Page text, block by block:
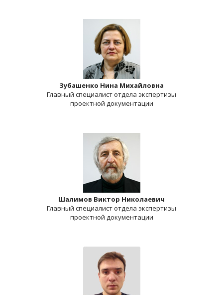
Зубашенко Нина Михайловна
Главный специалист отдела экспертизы
проектной документации
Шалимов Виктор Николаевич
Главный специалист отдела экспертизы
проектной документации